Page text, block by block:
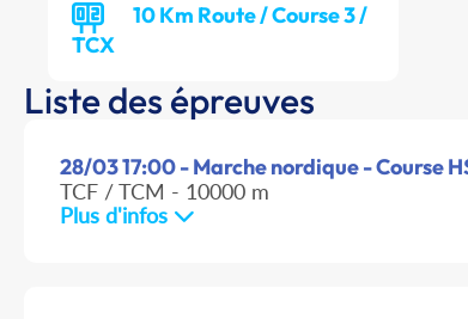
10 Km Route / Course 3 /
TCX
Liste des épreuves
28/03 17:00 - Marche nordique - Course
TCF / TCM - 10000 m
Plus d'infos